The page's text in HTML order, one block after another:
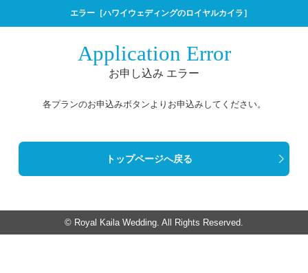
エラー［ハワイウェディングのロイヤルカイラ］
Application Error
お申し込み エラー
各プランのお申込みボタンよりお申込みしてください。
トップページへ戻る
© Royal Kaila Wedding. All Rights Reserved.